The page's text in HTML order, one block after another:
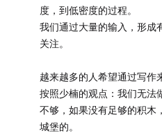
2⃣️建立创作（or产品）的影
少楠关于“过程”和“结果”的
多决定去不做一些事情，那
力收敛了，另一方面正是那
己】。
度，到低密度的过程。
我们通过大量的输入，形成
关注。
越来越多的人希望通过写作
按照少楠的观点：我们无法
不够，如果没有足够的积木
城堡的。